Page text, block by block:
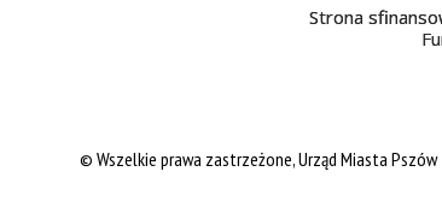
Strona
© Wszelkie prawa zastrzeżone, Urząd Miasta Pszów